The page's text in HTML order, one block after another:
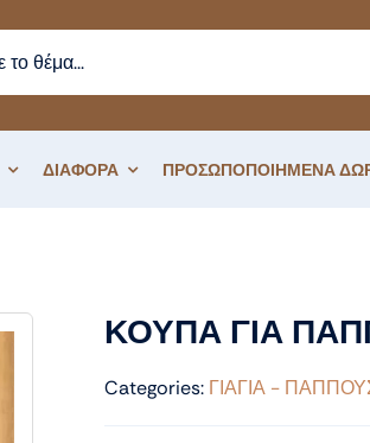
ΔΙΑΦΟΡΑ ΠΡΟΣΩΠΟΠΟΙΗΜΕΝΑ
ΚΟΥΠΑ ΓΙΑ
Categories: ΓΙΑΓΙΑ -